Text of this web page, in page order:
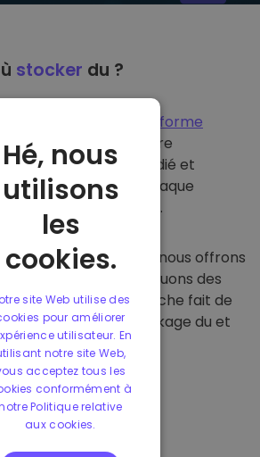
stocker du ?
du sur
la plateforme
transférons de manière
votre portefeuille dédié et
notre plateforme. Chaque
portefeuille individuel.
et leurs fonds, nous offrons
sécurisé et effectuons des
Cette approche fait de
refuge pour le stockage du et
Hé, nous
utilisons
les
cookies.
site Web utilise des
pour améliorer
utilisateur. En
notre site Web,
acceptez tous les
conformément à
Politique relative
aux cookies.